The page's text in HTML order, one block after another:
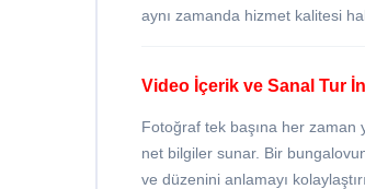
aynı zamanda hizmet kalitesi
Video İçerik ve Sanal Tur
Fotoğraf tek başına her zaman
net bilgiler sunar. Bir
ve düzenini anlamayı